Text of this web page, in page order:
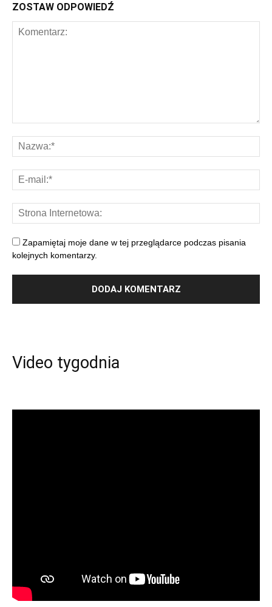
ZOSTAW ODPOWIEDŹ
Zapamiętaj moje dane w tej przeglądarce podczas pisania
kolejnych komentarzy.
Video tygodnia